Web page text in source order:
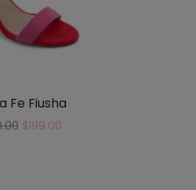
Fe Fiusha
$199.00